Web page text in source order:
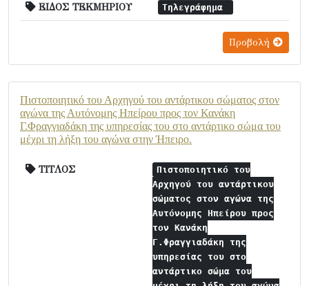
ΕΙΔΟΣ ΤΕΚΜΗΡΙΟΥ Τηλεγράφημα
Προβολή
Πιστοποιητικό του Αρχηγού του αντάρτικου σώματος στον
αγώνα της Αυτόνομης Ηπείρου προς τον Κανάκη
Γ.Φραγγιαδάκη της υπηρεσίας του στο αντάρτικο σώμα του
μέχρι τη λήξη του αγώνα στην Ήπειρο.
ΤΙΤΛΟΣ
Πιστοποιητικό του
Αρχηγού του αντάρτικου
σώματος στον αγώνα της
Αυτόνομης Ηπείρου προς
τον Κανάκη
Γ.Φραγγιαδάκη της
υπηρεσίας του στο
αντάρτικο σώμα του